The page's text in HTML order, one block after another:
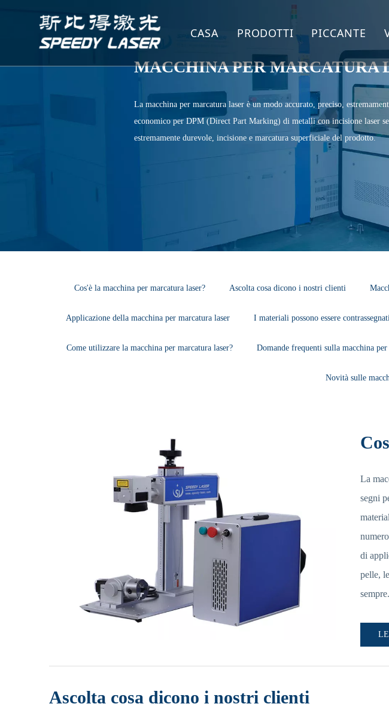
CASA PRODOTTI
MACCHINA PER LA
MACCHINA PER MARCATURA
MACCHINA PER MARCATURA
MACCHINA PER LA SALDATURA
MACCHINA PER LA PULIZIA
MACCHINA PER TAGLIO LASER
PICCANTE
Macchina
Macchina
MACCHINA PER MARCATURA
La macchina per marcatura laser è un modo accurato, preciso,
economico per DPM (Direct Part Marking) di metalli con incisione laser
estremamente durevole, incisione e marcatura superficiale del prodotto.
Cos'è la macchina per marcatura laser? Ascolta cosa dicono i nostri clienti
Applicazione della macchina per marcatura laser I materiali possono essere
Come utilizzare la macchina per marcatura laser? Domande frequenti sulla macchina per
Novità sulle
La
segni
di
pelle,
sempre.
Ascolta cosa dicono i nostri clienti